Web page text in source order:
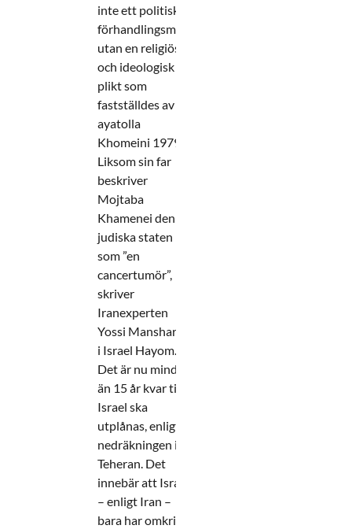
inte ett politiskt
förhandlingsmål
utan en religiös
och ideologisk
plikt som
fastställdes av
ayatolla
Khomeini 1979.
Liksom sin far
beskriver
Mojtaba
Khamenei den
judiska staten
som ”en
cancertumör”,
skriver
Iranexperten
Yossi Mansharof
i Israel Hayom.
Det är nu mindre
än 15 år kvar tills
Israel ska
utplånas, enligt
nedräkningen i
Teheran. Det
innebär att Israel
– enligt Iran –
bara har omkring